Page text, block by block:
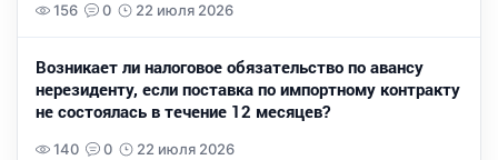
156 0 22 июля 2026
Возникает ли налоговое обязательство по авансу
нерезиденту, если поставка по импортному контракту
не состоялась в течение 12 месяцев?
140 0 22 июля 2026